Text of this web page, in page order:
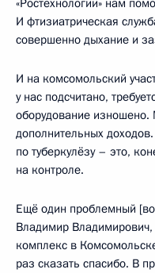
«Ростехнологии» нам
И фтизиатрическая
совершенно дыхание и
И на комсомольский
у нас подсчитано,
оборудование
дополнительных
по туберкулёзу – это,
на контроле.
Ещё один проблемный
Владимир
комплекс в
раз сказать спасибо. В